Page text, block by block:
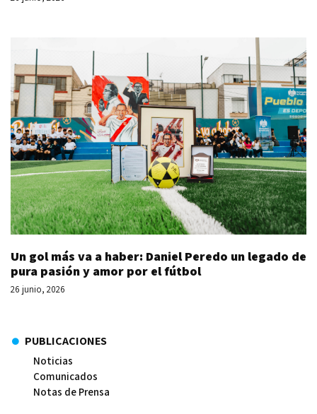
Un gol más va a haber: Daniel Peredo un legado de
pura pasión y amor por el fútbol
26 junio, 2026
PUBLICACIONES
Noticias
Comunicados
Notas de Prensa